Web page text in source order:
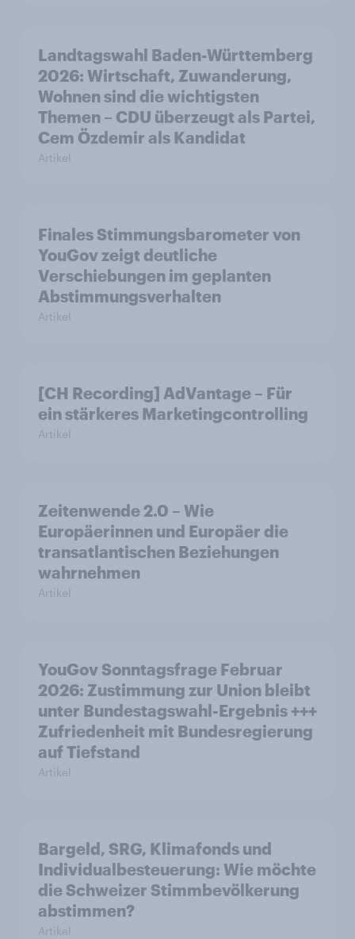
Landtagswahl Baden-Württemberg
2026: Wirtschaft, Zuwanderung,
Wohnen sind die wichtigsten
Themen – CDU überzeugt als Partei,
Cem Özdemir als Kandidat
Artikel
Finales Stimmungsbarometer von
YouGov zeigt deutliche
Verschiebungen im geplanten
Abstimmungsverhalten
Artikel
[CH Recording] AdVantage – Für
ein stärkeres Marketingcontrolling
Artikel
Zeitenwende 2.0 – Wie
Europäerinnen und Europäer die
transatlantischen Beziehungen
wahrnehmen
Artikel
YouGov Sonntagsfrage Februar
2026: Zustimmung zur Union bleibt
unter Bundestagswahl-Ergebnis +++
Zufriedenheit mit Bundesregierung
auf Tiefstand
Artikel
Bargeld, SRG, Klimafonds und
Individualbesteuerung: Wie möchte
die Schweizer Stimmbevölkerung
abstimmen?
Artikel